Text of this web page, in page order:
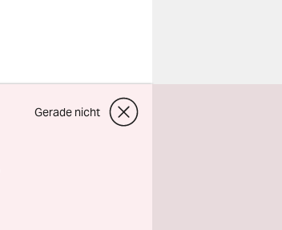
Gerade nicht